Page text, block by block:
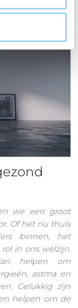
nieuwste must-
we een groot
Of het nu thuis
binnen, het
in ons welzijn.
helpen om
astma en
Gelukkig zijn
helpen om de